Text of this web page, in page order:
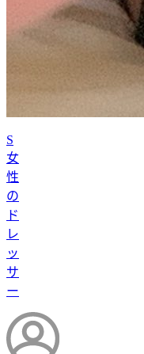
S
女
性
の
ド
レ
ッ
サ
ー